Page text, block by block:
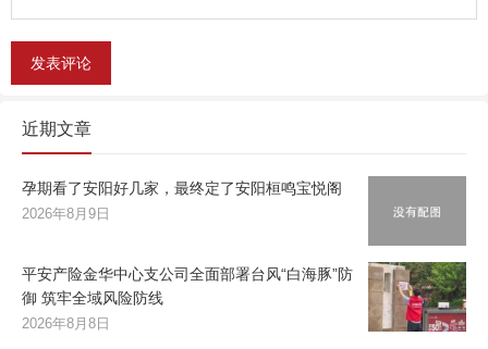
近期文章
孕期看了安阳好几家，最终定了安阳桓鸣宝悦阁
2026年8月9日
平安产险金华中心支公司全面部署台风“白海豚”防
御 筑牢全域风险防线
2026年8月8日